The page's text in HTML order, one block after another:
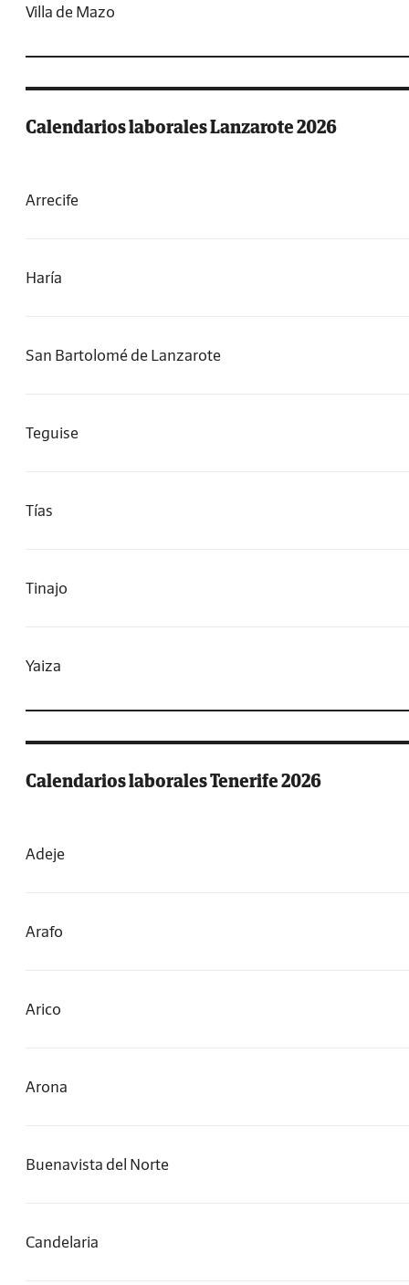
Villa de Mazo
Calendarios laborales Lanzarote 2026
Arrecife
Haría
San Bartolomé de Lanzarote
Teguise
Tías
Tinajo
Yaiza
Calendarios laborales Tenerife 2026
Adeje
Arafo
Arico
Arona
Buenavista del Norte
Candelaria